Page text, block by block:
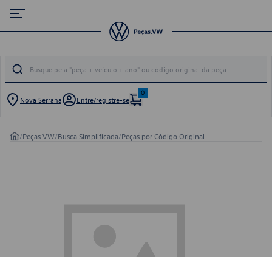
Nova Serrana Entre/registre-se
0
/Peças VW/Busca Simplificada/Peças por Código Original